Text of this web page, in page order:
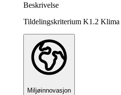
Beskrivelse
Tildelingskriterium K1.2 Klima
Miljøinnovasjon